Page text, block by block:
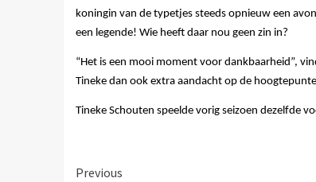
koningin van de typetjes steeds opnieuw een
een legende! Wie heeft daar nou geen zin in?
“Het is een mooi moment voor dankbaarheid”,
Tineke dan ook extra aandacht op de
Tineke Schouten speelde vorig seizoen dezelfde
Previous